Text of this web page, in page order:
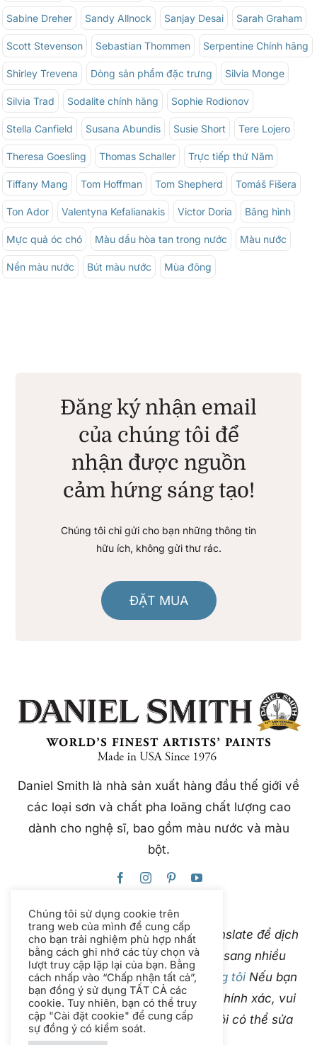
Sabine Dreher Sandy Allnock Sanjay Desai Sarah Graham
Scott Stevenson Sebastian Thommen Serpentine Chính hãng
Shirley Trevena Dòng sản phẩm đặc trưng Silvia Monge
Silvia Trad Sodalite chính hãng Sophie Rodionov
Stella Canfield Susana Abundis Susie Short Tere Lojero
Theresa Goesling Thomas Schaller Trực tiếp thứ Năm
Tiffany Mang Tom Hoffman Tom Shepherd Tomáš Fišera
Ton Ador Valentyna Kefalianakis Victor Doria Băng hình
Mực quả óc chó Màu dầu hòa tan trong nước Màu nước
Nền màu nước Bút màu nước Mùa đông
Đăng ký nhận email
của chúng tôi để
nhận được nguồn
cảm hứng sáng tạo!
Chúng tôi chỉ gửi cho bạn những thông tin
hữu ích, không gửi thư rác.
ĐẶT MUA
Daniel Smith là nhà sản xuất hàng đầu thế giới về
các loại sơn và chất pha loãng chất lượng cao
dành cho nghệ sĩ, bao gồm màu nước và màu
bột.
Trang web này sử dụng Google Translate để dịch
nội dung ngay lập tức và tự động sang nhiều
ngôn ngữ. Vui lòngliên hệ với chúng tôiNếu bạn
phát hiện bản dịch tự động không chính xác, vui
lòng cho chúng tôi biết để chúng tôi có thể sửa
Chúng tôi sử dụng cookie trên
trang web của mình để cung cấp
cho bạn trải nghiệm phù hợp nhất
bằng cách ghi nhớ các tùy chọn và
lượt truy cập lặp lại của bạn. Bằng
cách nhấp vào “Chấp nhận tất cả”,
bạn đồng ý sử dụng TẤT CẢ các
cookie. Tuy nhiên, bạn có thể truy
cập "Cài đặt cookie" để cung cấp
sự đồng ý có kiểm soát.